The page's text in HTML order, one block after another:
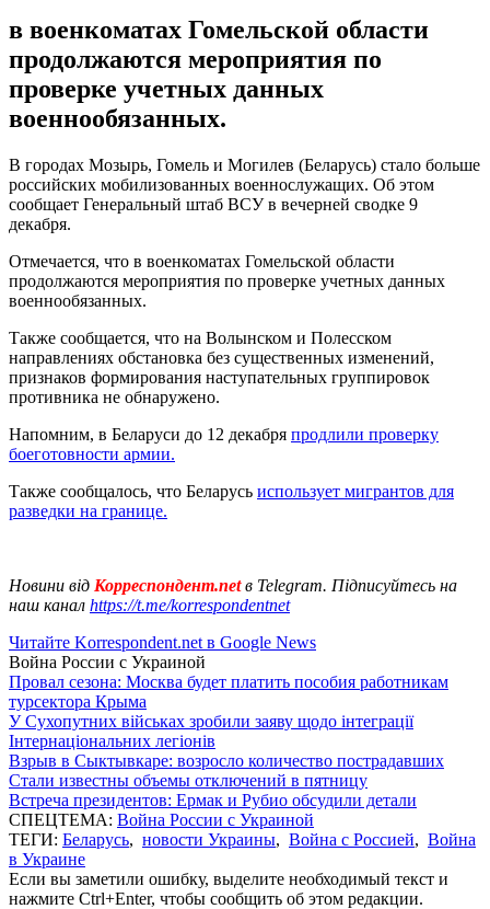
в военкоматах Гомельской области
продолжаются мероприятия по
проверке учетных данных
военнообязанных.
В городах Мозырь, Гомель и Могилев (Беларусь) стало больше
российских мобилизованных военнослужащих. Об этом
сообщает Генеральный штаб ВСУ в вечерней сводке 9
декабря.
Отмечается, что в военкоматах Гомельской области
продолжаются мероприятия по проверке учетных данных
военнообязанных.
Также сообщается, что на Волынском и Полесском
направлениях обстановка без существенных изменений,
признаков формирования наступательных группировок
противника не обнаружено.
Напомним, в Беларуси до 12 декабря продлили проверку
боеготовности армии.
Также сообщалось, что Беларусь использует мигрантов для
разведки на границе.
Новини від Корреспондент.netв Telegram. Підписуйтесь на
наш канал https://t.me/korrespondentnet
Читайте Korrespondent.net в Google News
Война России с Украиной
Провал сезона: Москва будет платить пособия работникам
турсектора Крыма
У Сухопутних військах зробили заяву щодо інтеграції
Інтернаціональних легіонів
Взрыв в Сыктывкаре: возросло количество пострадавших
Стали известны объемы отключений в пятницу
Встреча президентов: Ермак и Рубио обсудили детали
СПЕЦТЕМА: Война России с Украиной
ТЕГИ: Беларусь, новости Украины, Война с Россией, Война
в Украине
Если вы заметили ошибку, выделите необходимый текст и
нажмите Ctrl+Enter, чтобы сообщить об этом редакции.